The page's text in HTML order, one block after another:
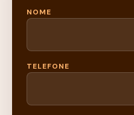
NOME
TELEFONE